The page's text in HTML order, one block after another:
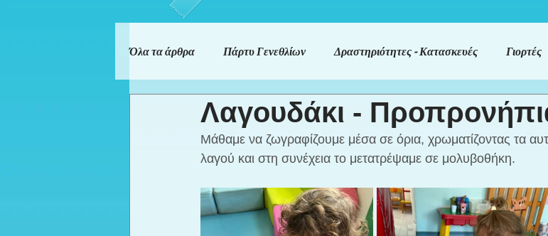
Όλα τα άρθρα Πάρτυ Γενεθλίων Δραστηριότητες - Κατασκευές Γιορτές
Λαγουδάκι -
Μάθαμε να ζωγραφίζουμε μέσα σε όρια, χρωματίζοντας τα
λαγού και στη συνέχεια το μετατρέψαμε σε μολυβοθήκη.